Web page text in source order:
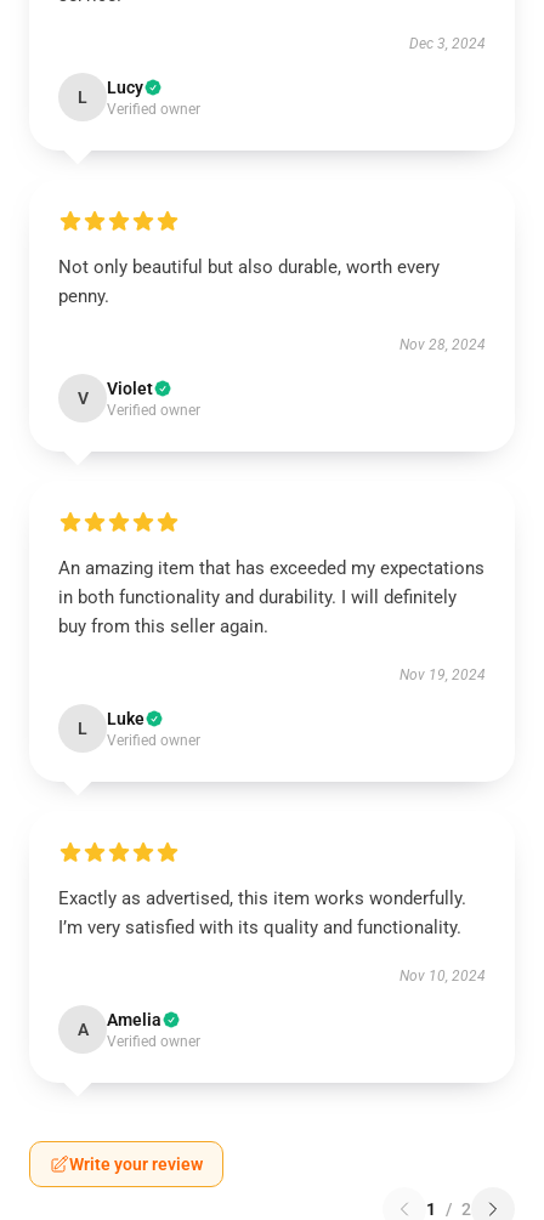
Dec 3, 2024
L Lucy
Verified owner
Not only beautiful but also durable, worth every
penny.
Nov 28, 2024
V Violet
Verified owner
An amazing item that has exceeded my expectations
in both functionality and durability. I will definitely
buy from this seller again.
Nov 19, 2024
L Luke
Verified owner
Exactly as advertised, this item works wonderfully.
I’m very satisfied with its quality and functionality.
Nov 10, 2024
A Amelia
Verified owner
Write your review
1 / 2